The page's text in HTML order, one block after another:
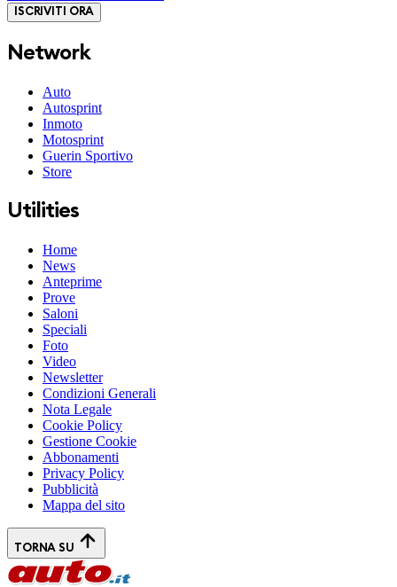
ISCRIVITI ORA
Network
Auto
Autosprint
Inmoto
Motosprint
Guerin Sportivo
Store
Utilities
Home
News
Anteprime
Prove
Saloni
Speciali
Foto
Video
Newsletter
Condizioni Generali
Nota Legale
Cookie Policy
Gestione Cookie
Abbonamenti
Privacy Policy
Pubblicità
Mappa del sito
TORNA SU